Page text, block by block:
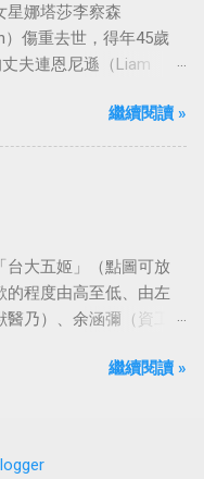
星娜塔莎李察森
）傷重去世，得年45歲
丈夫連恩尼遜（Liam
們空間撫平傷痛。繼續閱讀 »
台大五姬」（點圖可放
的程度由高至低、由左
乃）、余涵彌（資工
）；這五位正妹透過網
繼續閱讀 »